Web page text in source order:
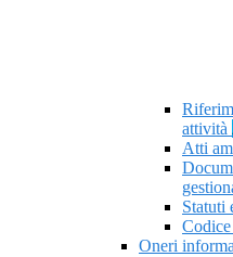
attività
Atti
Statuti
Oneri